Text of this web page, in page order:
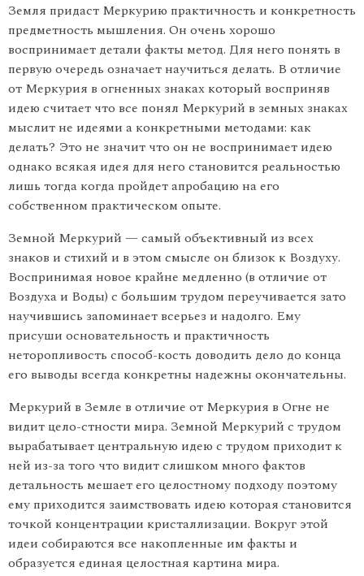
Земля придаст Меркурию практичность и конкретность
предметность мышления. Он очень хорошо
воспринимает детали факты метод. Для него понять в
пер­вую очередь означает научиться делать. В отличие
от Меркурия в огненных знаках который восприняв
идею считает что все понял Меркурий в земных знаках
мыслит не идеями а конкретными методами: как
делать? Это не значит что он не воспринимает идею
однако всякая идея для него становится реальностью
лишь тогда когда пройдет апробацию на его
собственном практическом опыте.
Земной Меркурий — самый объективный из всех
знаков и стихий и в этом смысле он близок к Воздуху.
Воспринимая новое крайне медленно (в отличие от
Воздуха и Воды) с большим трудом переучивается зато
научившись запоминает всерьез и надолго. Ему
присуши основательность и практичность
неторопливость способ-кость доводить дело до конца
его выводы всегда конкретны надеж­ны окончательны.
Меркурий в Земле в отличие от Меркурия в Огне не
видит цело-стности мира. Земной Меркурий с трудом
вырабатывает централь­ную идею с трудом приходит к
ней из-за того что видит слишком много фактов
детальность мешает его целостному подходу поэтому
ему приходится заимствовать идею которая становится
точкой кон­центрации кристаллизации. Вокруг этой
идеи собираются все на­копленные им факты и
образуется единая целостная картина мира.